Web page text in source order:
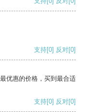
支持[0] 反对[0]
优惠的价格，买到最合适
支持[0] 反对[0]